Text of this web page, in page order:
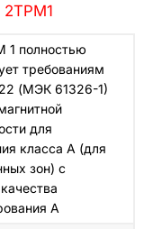
2ТРМ1
1 полностью
требованиям
(МЭК 61326-1)
для
класса А (для
зон) с
А